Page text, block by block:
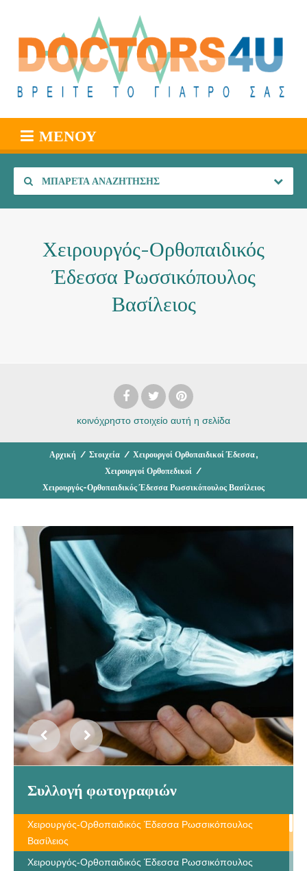
ΜΕΝΟΎ
ΜΠΑΡΈΤΑ ΑΝΑΖΉΤΗΣΗΣ
Χειρουργός-Ορθοπαιδικός
Έδεσσα Ρωσσικόπουλος
Βασίλειος
κοινόχρηστο στοιχείο αυτή η σελίδα
Αρχική / Στοιχεία / Χειρουργοί Ορθοπαιδικοί Έδεσσα,
Χειρουργοί Ορθοπεδικοί /
Χειρουργός-Ορθοπαιδικός Έδεσσα Ρωσσικόπουλος Βασίλειος
Συλλογή φωτογραφιών
Χειρουργός-Ορθοπαιδικός Έδεσσα Ρωσσικόπουλος
Βασίλειος
Χειρουργός-Ορθοπαιδικός Έδεσσα Ρωσσικόπουλος